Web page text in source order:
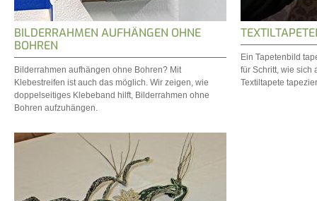
BILDERRAHMEN AUFHÄNGEN OHNE
BOHREN
Bilderrahmen aufhängen ohne Bohren? Mit
Klebestreifen ist auch das möglich. Wir zeigen, wie
doppelseitiges Klebeband hilft, Bilderrahmen ohne
Bohren aufzuhängen.
Ein Tapetenbild
für Schritt, wie sich
Textiltapete